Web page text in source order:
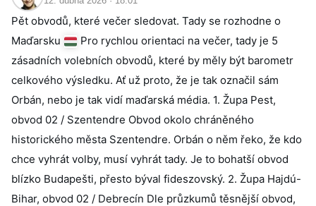
Pět obvodů, které večer sledovat. Tady se rozhodne o
Maďarsku
Pro rychlou orientaci na večer, tady je 5
zásadních volebních obvodů, které by měly být barometr
celkového výsledku. Ať už proto, že je tak označil sám
Orbán, nebo je tak vidí maďarská média. 1. Župa Pest,
obvod 02 / Szentendre Obvod okolo chráněného
historického města Szentendre. Orbán o něm řeko, že kdo
chce vyhrát volby, musí vyhrát tady. Je to bohatší obvod
blízko Budapešti, přesto býval fideszovský. 2. Župa Hajdú-
Bihar, obvod 02 / Debrecín Dle průzkumů těsnější obvod,